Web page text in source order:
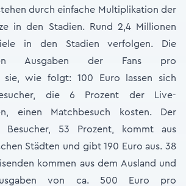
durch einfache Multiplikation der
in den Stadien. Rund 2,4 Millionen
in den Stadien verfolgen. Die
Ausgaben der Fans pro
sie, wie folgt: 100 Euro lassen sich
die 6 Prozent der Live-
einen Matchbesuch kosten. Der
53 Prozent, kommt aus
Städten und gibt 190 Euro aus. 38
kommen aus dem Ausland und
von ca. 500 Euro pro